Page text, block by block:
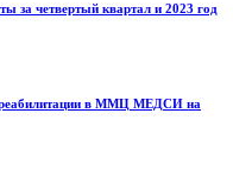
за четвертый квартал и 2023 год
реабилитации в ММЦ МЕДСИ на